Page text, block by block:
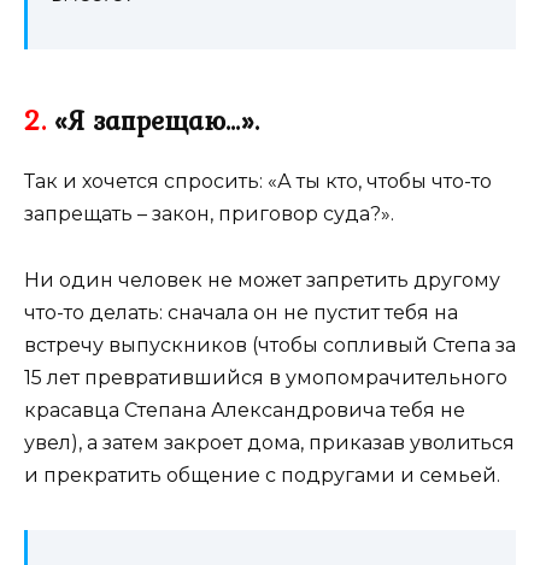
2. «Я запрещаю…».
Так и хочется спросить: «А ты кто, чтобы что-то
запрещать – закон, приговор суда?».
Ни один человек не может запретить другому
что-то делать: сначала он не пустит тебя на
встречу выпускников (чтобы сопливый Степа за
15 лет превратившийся в умопомрачительного
красавца Степана Александровича тебя не
увел), а затем закроет дома, приказав уволиться
и прекратить общение с подругами и семьей.